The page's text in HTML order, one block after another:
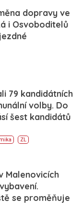
dopravy ve
i Osvoboditelů
79 kandidátních
volby. Do
šest kandidátů
ZL
Malenovicích
se proměňuje